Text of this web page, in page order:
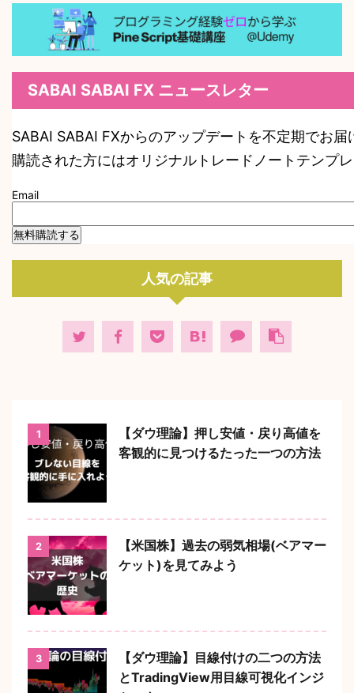
SABAI SABAI FX ニュースレター
SABAI SABAI FXからのアップデートを不定期でお届
購読された方にはオリジナルトレードノートテンプ
Email
人気の記事
1
【ダウ理論】押し安値・戻り高値を
客観的に見つけるたった一つの方法
2
【米国株】過去の弱気相場(ベアマー
ケット)を見てみよう
3
【ダウ理論】目線付けの二つの方法
とTradingView用目線可視化インジ